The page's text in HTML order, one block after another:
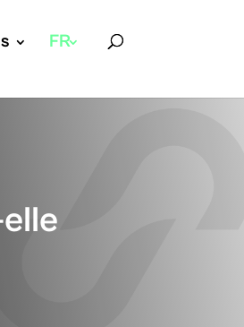
FR